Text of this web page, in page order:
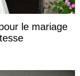
le mariage